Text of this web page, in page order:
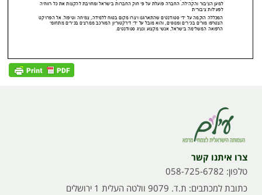
צרו איתנו קשר
טלפון: 058-725-6782
כתובת למכתבים: ת.ד. 9079 וולטה העלית 1 ירושלים